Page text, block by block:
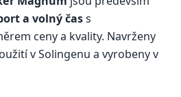
a volný čass
ceny a kvality. Navrženy
v Solingenu a vyrobeny v